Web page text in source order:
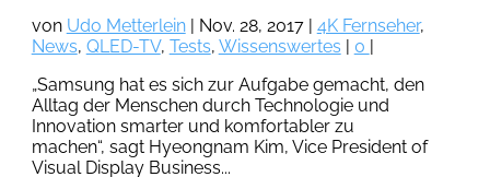
von Udo Metterlein| Nov. 28, 2017| 4K Fernseher,
News, QLED-TV, Tests, Wissenswertes | 0 |
„Samsung hat es sich zur Aufgabe gemacht, den
Alltag der Menschen durch Technologie und
Innovation smarter und komfortabler zu
machen“, sagt Hyeongnam Kim, Vice President of
Visual Display Business...